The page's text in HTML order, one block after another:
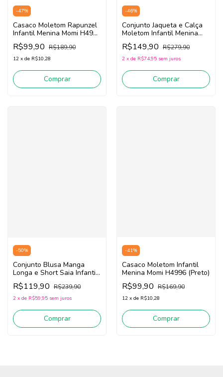
-47%
Casaco Moletom Rapunzel
Infantil Menina Momi H4988
(Pink)
R$99,90 R$189,90
12 x de R$10,28
Comprar
-46%
Conjunto Jaqueta e Calça
Moletom Infantil Menina
Momi J5853 (Azul)
R$149,90 R$279,90
2 x de R$74,95 sem juros
Comprar
-50%
Conjunto Blusa Manga
Longa e Short Saia Infantil
Menina Momi H5380 (Off
White/Verde)
R$119,90 R$239,90
2 x de R$59,95 sem juros
Comprar
-41%
Casaco Moletom Infantil
Menina Momi H4996 (Preto)
R$99,90 R$169,90
12 x de R$10,28
Comprar